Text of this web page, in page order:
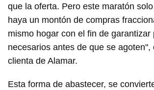
que la oferta. Pero este maratón
haya un montón de compras
mismo hogar con el fin de garantizar
necesarios antes de que se agoten",
clienta de Alamar.
Esta forma de abastecer, se